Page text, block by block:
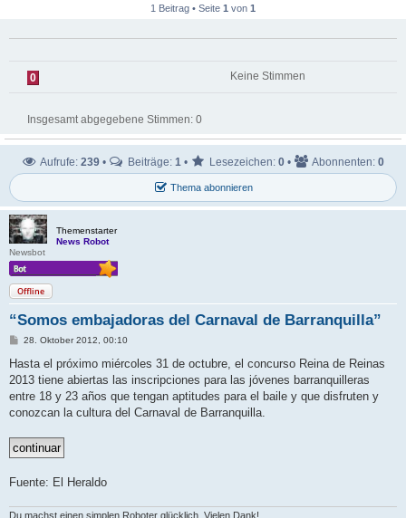
1 Beitrag • Seite 1 von 1
0 Keine Stimmen
Insgesamt abgegebene Stimmen: 0
Thema abonnieren
Aufrufe: 239 • Beiträge: 1 • Lesezeichen: 0 • Abonnenten: 0
Themenstarter
News Robot
Newsbot
Offline
“Somos embajadoras del Carnaval de Barranquilla”
B
i
r
a
28. Oktober 2012, 00:10
Hasta el próximo miércoles 31 de octubre, el concurso Reina de Reinas
2013 tiene abiertas las inscripciones para las jóvenes barranquilleras
entre 18 y 23 años que tengan aptitudes para el baile y que disfruten y
conozcan la cultura del Carnaval de Barranquilla.
Fuente: El Heraldo
Du machst einen simplen Roboter glücklich. Vielen Dank!